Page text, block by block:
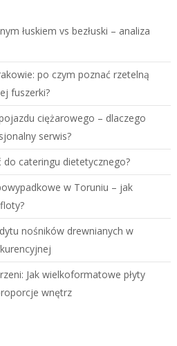
łuskiem vs bezłuski – analiza
po czym poznać rzetelną
fuszerki?
ciężarowego – dlaczego
serwis?
do cateringu dietetycznego?
w Toruniu – jak
nośników drewnianych w
Jak wielkoformatowe płyty
wnętrz